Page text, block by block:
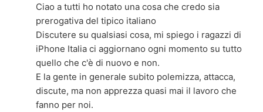
Ciao a tutti ho notato una cosa che credo sia
prerogativa del tipico italiano
Discutere su qualsiasi cosa, mi spiego i ragazzi di
iPhone Italia ci aggiornano ogni momento su tutto
quello che c'è di nuovo e non.
E la gente in generale subito polemizza, attacca,
discute, ma non apprezza quasi mai il lavoro che
fanno per noi.